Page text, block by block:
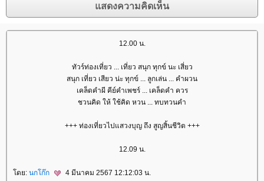
12.00 น.
ทัวร์ท่องเที่ยว ... เที่ยว สนุก ทุกข์ นะ เสี่ยว
สนุก เที่ยว เสียว น่ะ ทุกข์ ... ลูกเล่น ... คำผวน
เคล็ดคำผี คีย์คำเพชร์ ... เคล็ดคำ ควร
ชวนคิด ให้ ใช้คิด หวน ... ทบทวนคำ
+++ ท่องเที่ยวไปแสวงบุญ ถึง สูญสิ้นชีวิต +++
12.09 น.
ดย: นกโก๊ก 4 มีนาคม 2567 12:12:03 น.